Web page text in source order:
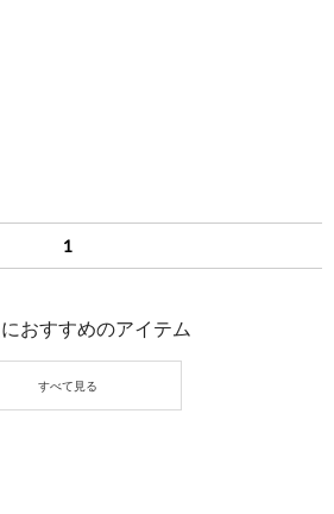
1
おすすめのアイテム